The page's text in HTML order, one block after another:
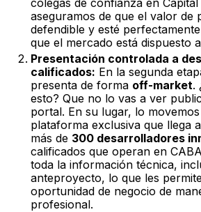
aseguramos de que el valor de
defendible y esté
que el mercado está dispuesto
Presentación controlada a
calificados: En la segunda
presenta de forma off-market.
esto? Que no lo vas a ver
portal. En su lugar, lo
plataforma exclusiva que llega
más de 300 desarrolladores
calificados que operan en
toda la información técnica,
anteproyecto, lo que les
oportunidad de negocio de
profesional.